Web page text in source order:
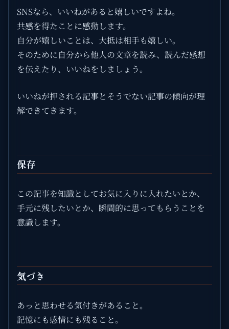
SNSなら、いいねがあると嬉しいですよね。
共感を得たことに感動します。
自分が嬉しいことは、大抵は相手も嬉しい。
そのために自分から他人の文章を読み、読んだ感想
を伝えたり、いいねをしましょう。
いいねが押される記事とそうでない記事の傾向が理
解できてきます。
保存
この記事を知識としてお気に入りに入れたいとか、
手元に残したいとか、瞬間的に思ってもらうことを
意識します。
気づき
あっと思わせる気付きがあること。
記憶にも感情にも残ること。